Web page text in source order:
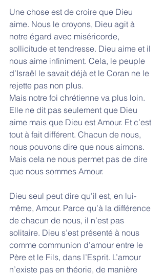
Une chose est de croire que Dieu
aime. Nous le croyons, Dieu agit à
notre égard avec miséricorde,
sollicitude et tendresse. Dieu aime et il
nous aime infiniment. Cela, le peuple
d’Israël le savait déjà et le Coran ne le
rejette pas non plus.
Mais notre foi chrétienne va plus loin.
Elle ne dit pas seulement que Dieu
aime mais que Dieu est Amour. Et c’est
tout à fait différent. Chacun de nous,
nous pouvons dire que nous aimons.
Mais cela ne nous permet pas de dire
que nous sommes Amour.
Dieu seul peut dire qu’il est, en lui-
même, Amour. Parce qu’à la différence
de chacun de nous, il n’est pas
solitaire. Dieu s’est présenté à nous
comme communion d’amour entre le
Père et le Fils, dans l’Esprit. L’amour
n’existe pas en théorie, de manière